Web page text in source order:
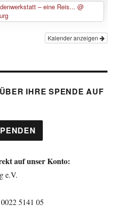
– eine Reis...@
Kalender anzeigen
IHRE SPENDE AUF
auf unser Konto:
e.V.
5141 05